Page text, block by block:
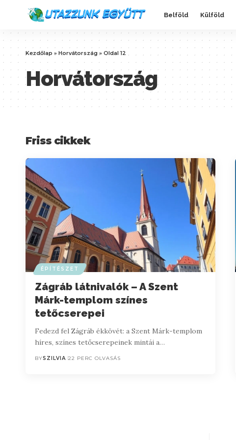
Belföld Külföld
Kezdőlap » Horvátország » Oldal 12
Horvátország
Friss cikkek
ÉPÍTÉSZET
Zágráb látnivalók – A Szent
Márk-templom színes
tetőcserepei
Fedezd fel Zágráb ékkövét: a Szent Márk-templom
híres, színes tetőcserepeinek mintái a…
BYSZILVIA 22 PERC OLVASÁS